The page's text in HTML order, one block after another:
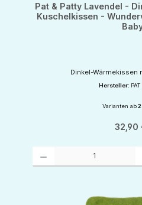
Pat & Patty Lavendel -
Kuschelkissen -
Dinkel-Wärmekissen
Hersteller:
Varianten ab
32,90